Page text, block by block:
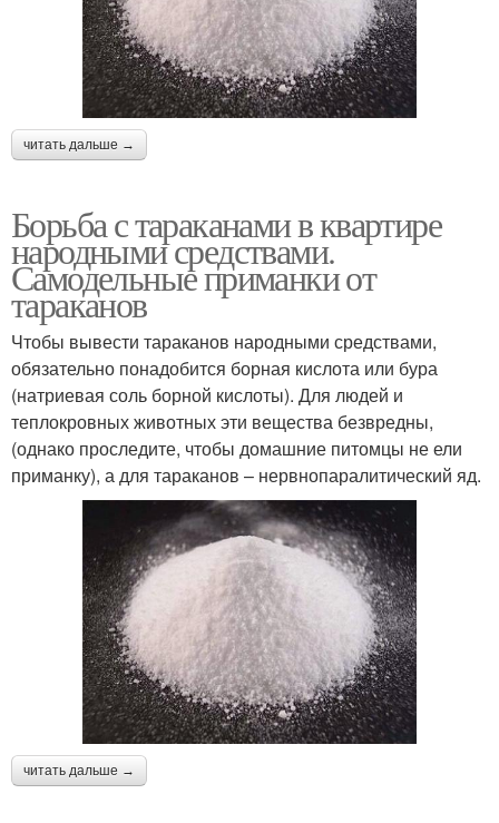
читать дальше →
Борьба с тараканами в квартире
народными средствами.
Самодельные приманки от
тараканов
Чтобы вывести тараканов народными средствами,
обязательно понадобится борная кислота или бура
(натриевая соль борной кислоты). Для людей и
теплокровных животных эти вещества безвредны,
(однако проследите, чтобы домашние питомцы не ели
приманку), а для тараканов – нервнопаралитический яд.
читать дальше →